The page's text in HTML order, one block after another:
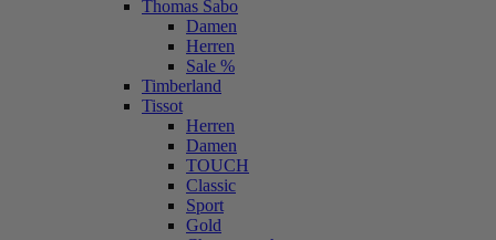
Thomas Sabo
Damen
Herren
Sale %
Timberland
Tissot
Herren
Damen
TOUCH
Classic
Sport
Gold